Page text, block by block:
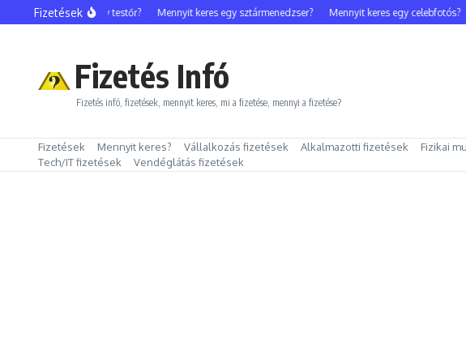
Ugrás a tartalomhoz
Fizetések
Mennyit keres egy testőr? Mennyit keres egy sztármenedzser? Mennyit keres egy celebfotós?
Fizetés Infó
Fizetés infó, fizetések, mennyit keres, mi a fizetése, mennyi a fizetése?
Fizetések Mennyit keres? Vállalkozás fizetések Alkalmazotti fizetések Fizikai
Tech/IT fizetések
Vendéglátás fizetések